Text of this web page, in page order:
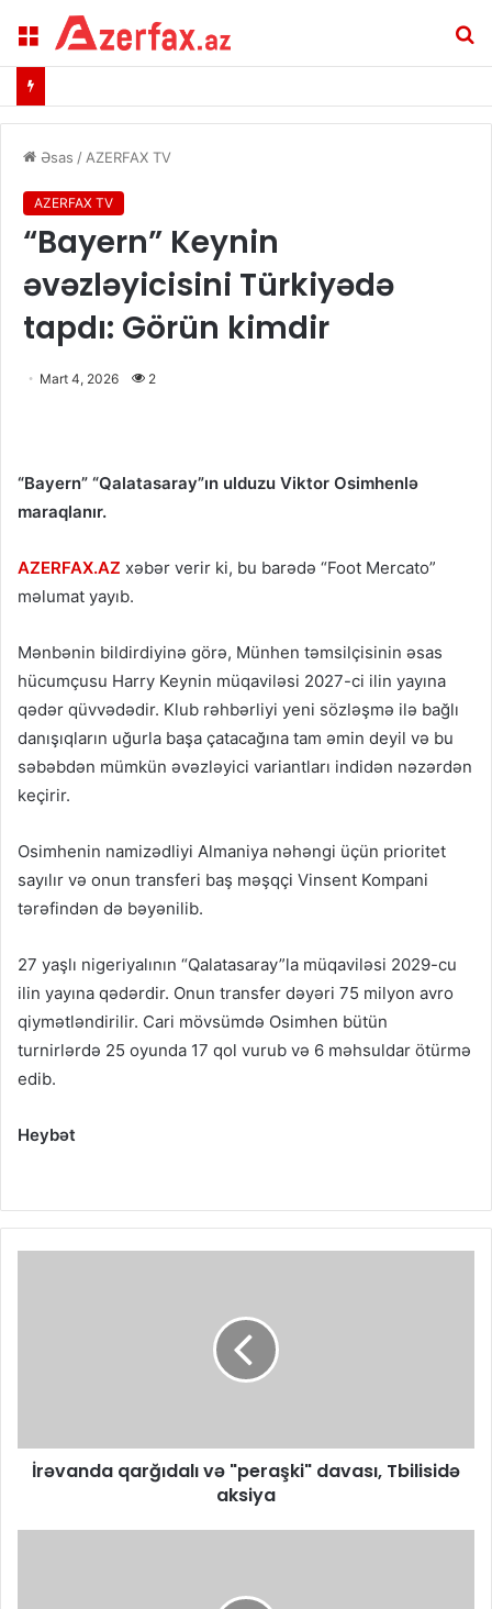
Menu
Əsas /AZERFAX TV
AZERFAX TV
“Bayern” Keynin
əvəzləyicisini Türkiyədə
tapdı: Görün kimdir
Mart 4, 2026 2
“Bayern” “Qalatasaray”ın ulduzu Viktor Osimhenlə
maraqlanır.
AZERFAX.AZ xəbər verir ki, bu barədə “Foot Mercato”
məlumat yayıb.
Mənbənin bildirdiyinə görə, Münhen təmsilçisinin əsas
hücumçusu Harry Keynin müqaviləsi 2027-ci ilin yayına
qədər qüvvədədir. Klub rəhbərliyi yeni sözləşmə ilə bağlı
danışıqların uğurla başa çatacağına tam əmin deyil və bu
səbəbdən mümkün əvəzləyici variantları indidən nəzərdən
keçirir.
Osimhenin namizədliyi Almaniya nəhəngi üçün prioritet
sayılır və onun transferi baş məşqçi Vinsent Kompani
tərəfindən də bəyənilib.
27 yaşlı nigeriyalının “Qalatasaray”la müqaviləsi 2029-cu
ilin yayına qədərdir. Onun transfer dəyəri 75 milyon avro
qiymətləndirilir. Cari mövsümdə Osimhen bütün
turnirlərdə 25 oyunda 17 qol vurub və 6 məhsuldar ötürmə
edib.
Heybət
İrəvanda qarğıdalı və "peraşki" davası, Tbilisidə
aksiya